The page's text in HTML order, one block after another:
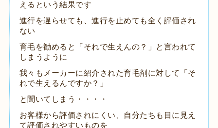
えるという結果です
進行を遅らせても、進行を止めても全く評価され
ない
育毛を勧めると「それで生えんの？」と言われて
しまうように
我々もメーカーに紹介された育毛剤に対して「そ
れで生えるんですか？」
と聞いてしまう・・・・
お客様から評価されにくい、自分たちも目に見え
て評価されやすいものを